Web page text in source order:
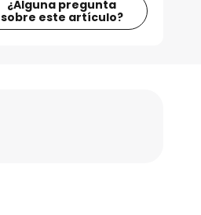
¿Alguna pregunta
sobre este artículo?